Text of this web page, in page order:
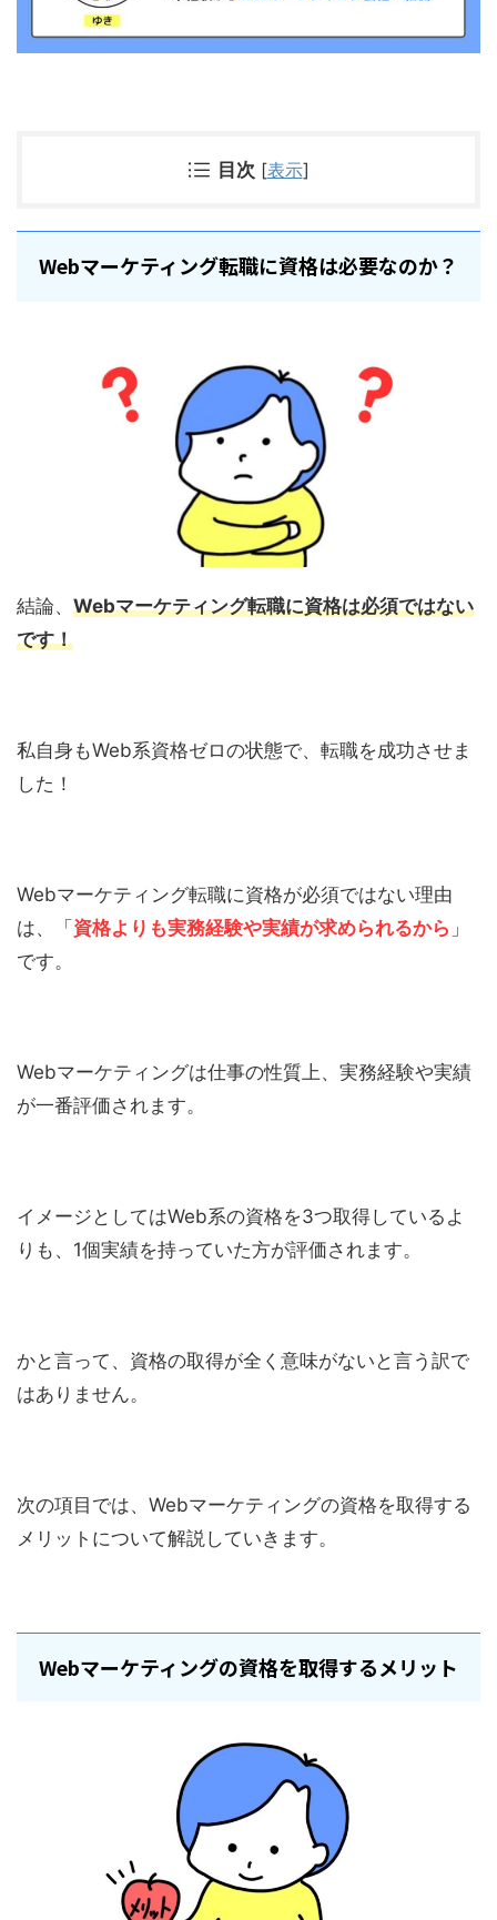
目次 [表示]
Webマーケティング転職に資格は必要なのか？
結論、 Webマーケティング転職に資格は必須ではない
です！
私自身もWeb系資格ゼロの状態で、転職を成功させま
した！
Webマーケティング転職に資格が必須ではない理由
は、「 資格よりも実務経験や実績が求められるから 」
です。
Webマーケティングは仕事の性質上、実務経験や実績
が一番評価されます。
イメージとしてはWeb系の資格を3つ取得しているよ
りも、1個実績を持っていた方が評価されます。
かと言って、資格の取得が全く意味がないと言う訳で
はありません。
次の項目では、Webマーケティングの資格を取得する
メリットについて解説していきます。
Webマーケティングの資格を取得するメリット